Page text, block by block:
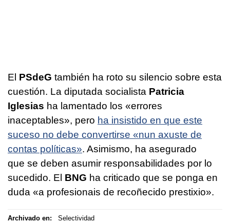
El PSdeG también ha roto su silencio sobre esta
cuestión. La diputada socialista Patricia
Iglesias ha lamentado los «errores
inaceptables», pero ha insistido en que este
suceso no debe convertirse «nun axuste de
contas políticas». Asimismo, ha asegurado
que se deben asumir responsabilidades por lo
sucedido. El BNG ha criticado que se ponga en
duda «a profesionais de recoñecido prestixio».
Archivado en: Selectividad